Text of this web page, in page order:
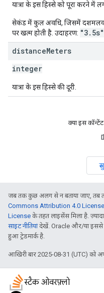
यात्रा के इस हिस्से को पूरा करने में
सेकंड में कुल अवधि, जिसमें दशमलव
पर खत्म होती है. उदाहरण: "3.5s"
distanceMeters
integer
यात्रा के इस हिस्से की दूरी.
क्या इस
जब तक कुछ अलग से न बताया जाए, तब
Commons Attribution 4.0 License
License के तहत लाइसेंस मिला है.
साइट नीतियांदेखें. Oracle और/या इससे
हुआ ट्रेडमार्क है.
आखिरी बार 2025-08-31 (UTC) को
स्टैक ओवरफ़्लो